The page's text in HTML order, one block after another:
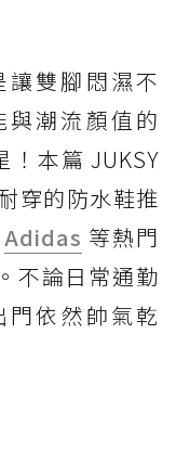
雙腳悶濕不
潮流顏值的
！本篇 JUKSY
穿的防水鞋推
Adidas 等熱門
。不論日常通勤
依然帥氣乾